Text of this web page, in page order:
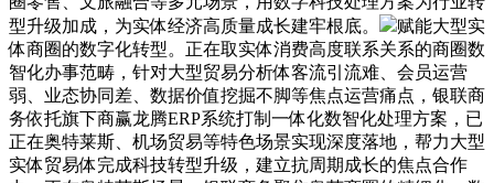
型升级加成，为实体经济高质量成长建牢根底。
赋能大型实
体商圈的数字化转型。正在取实体消费高度联系关系的商圈数
智化办事范畴，针对大型贸易分析体客流引流难、会员运营
弱、业态协同差、数据价值挖掘不脚等焦点运营痛点，银联商
务依托旗下商赢龙腾ERP系统打制一体化数智化处理方案，已
正在奥特莱斯、机场贸易等特色场景实现深度落地，帮力大型
实体贸易体完成科技转型升级，建立抗周期成长的焦点合作